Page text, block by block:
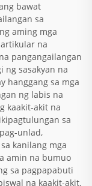
bawat
sa
aming mga
na
pangangailangan
ng sasakyan na
hanggang sa mga
ng labis na
kaakit-akit na
sa
unlad,
kanilang mga
amin na bumuo
sa pagpapabuti
na kaakit-akit.